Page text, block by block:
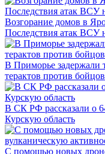
Ученые подтвердили,
спящие вирусы в
Предложено
остановленными АЭС
Создан ИИ для
STM: проглатывание
на арахис у 6 взрослых